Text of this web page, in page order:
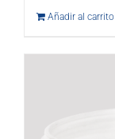
Añadir al carrito